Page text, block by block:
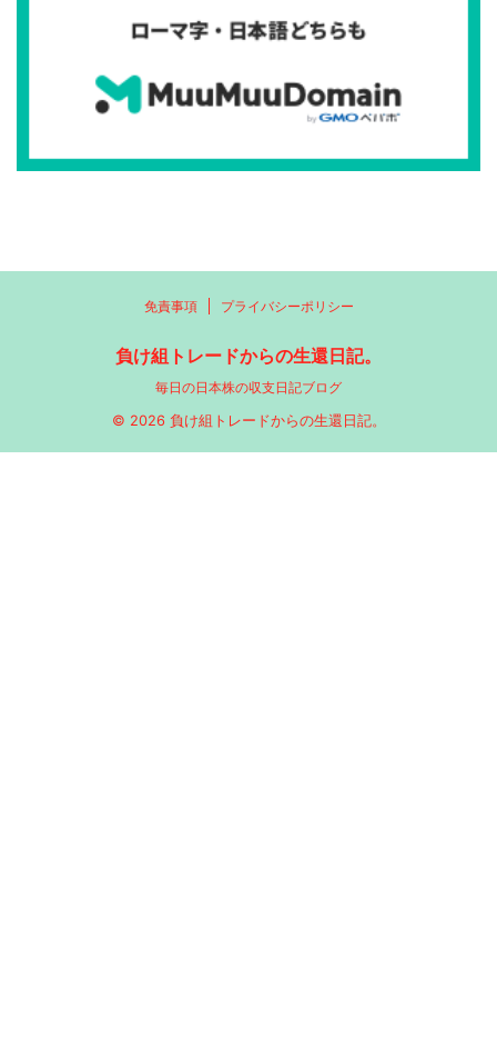
免責事項 プライバシーポリシー
負け組トレードからの生還日記。
毎日の日本株の収支日記ブログ
© 2026 負け組トレードからの生還日記。